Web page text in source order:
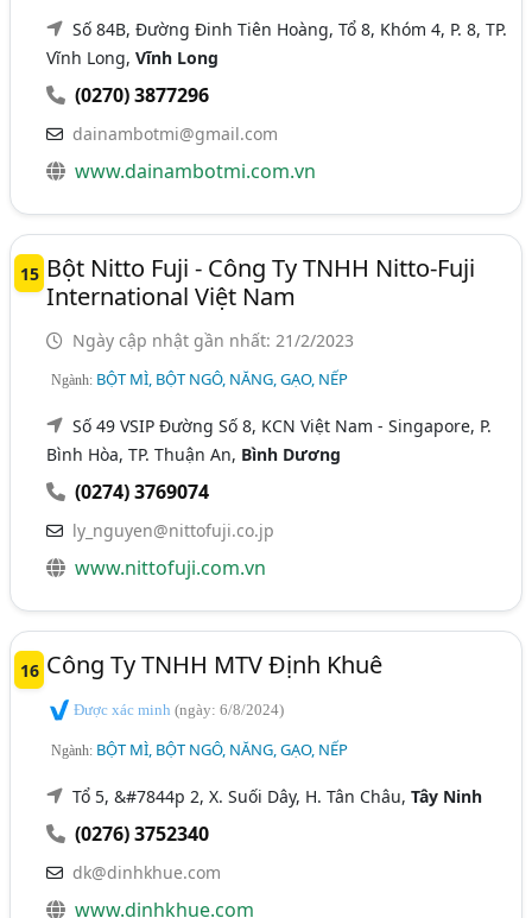
Số 84B, Đường Đinh Tiên Hoàng, Tổ 8, Khóm 4, P. 8, TP.
Vĩnh Long,Vĩnh Long
(0270) 3877296
dainambotmi@gmail.com
www.dainambotmi.com.vn
15 Bột Nitto Fuji - Công Ty TNHH Nitto-Fuji
International Việt Nam
Ngày cập nhật gần nhất: 21/2/2023
Ngành: BỘT MÌ, BỘT NGÔ, NĂNG, GẠO, NẾP
Số 49 VSIP Đường Số 8, KCN Việt Nam - Singapore, P.
Bình Hòa, TP. Thuận An, Bình Dương
(0274) 3769074
ly_nguyen@nittofuji.co.jp
www.nittofuji.com.vn
16 Công Ty TNHH MTV Định Khuê
Được xác minh(ngày: 6/8/2024)
Ngành: BỘT MÌ, BỘT NGÔ, NĂNG, GẠO, NẾP
Tổ 5, &#7844p 2, X. Suối Dây, H. Tân Châu,Tây Ninh
(0276) 3752340
dk@dinhkhue.com
www.dinhkhue.com